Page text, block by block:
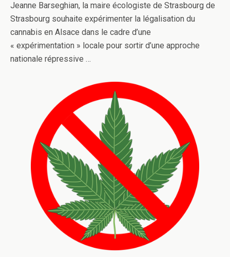
Jeanne Barseghian, la maire écologiste de Strasbourg de
Strasbourg souhaite expérimenter la légalisation du
cannabis en Alsace dans le cadre d’une
« expérimentation » locale pour sortir d’une approche
nationale répressive …